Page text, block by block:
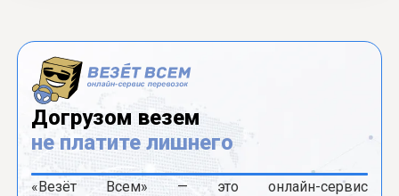
Догрузом везем
не платите лишнего
«Везёт Всем» — это онлайн-сервис